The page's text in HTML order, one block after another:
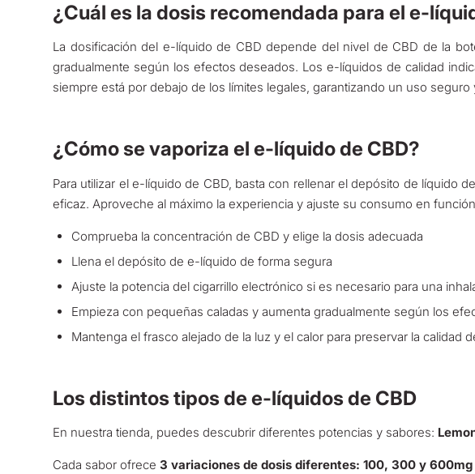
¿Cuál es la dosis recomendada para el e-
La dosificación del e-líquido de CBD depende del nivel de CBD de la
gradualmente según los efectos deseados. Los e-líquidos de calidad
siempre está por debajo de los límites legales, garantizando un uso seguro
¿Cómo se vaporiza el e-líquido de CBD?
Para utilizar el e-líquido de CBD, basta con rellenar el depósito de líquido
eficaz. Aproveche al máximo la experiencia y ajuste su consumo en
Comprueba la concentración de CBD y elige la dosis adecuada
Llena el depósito de e-líquido de forma segura
Ajuste la potencia del cigarrillo electrónico si es necesario para una
Empieza con pequeñas caladas y aumenta gradualmente según los
Mantenga el frasco alejado de la luz y el calor para preservar la calidad
Los distintos tipos de e-líquidos de CBD
En nuestra tienda, puedes descubrir diferentes potencias y sabores:
Cada sabor ofrece 3 variaciones de dosis diferentes: 100, 300 y 600mg